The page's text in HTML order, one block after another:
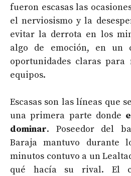
fueron escasas las
el nerviosismo y la
evitar la derrota en los
algo de emoción, en un
oportunidades claras
equipos.
Escasas son las líneas que
una primera parte donde
dominar. Poseedor del
Baraja mantuvo durante
minutos contuvo a un
qué hacía su rival. El